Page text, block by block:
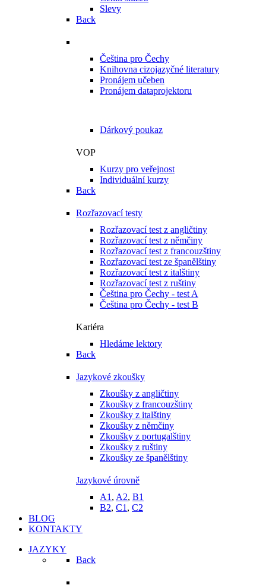
Slevy
Back
Čeština pro Čechy
Knihovna cizojazyčné literatury
Pronájem učeben
Pronájem dataprojektoru
Dárkový poukaz
VOP
Kurzy pro veřejnost
Individuální kurzy
Back
Rozřazovací testy
Rozřazovací test z angličtiny
Rozřazovací test z němčiny
Rozřazovací test z francouzštiny
Rozřazovací test ze španělštiny
Rozřazovací test z italštiny
Rozřazovací test z ruštiny
Čeština pro Čechy - test A
Čeština pro Čechy - test B
Kariéra
Hledáme lektory
Back
Jazykové zkoušky
Zkoušky z angličtiny
Zkoušky z francouzštiny
Zkoušky z italštiny
Zkoušky z němčiny
Zkoušky z portugalštiny
Zkoušky z ruštiny
Zkoušky ze španělštiny
Jazykové úrovně
A1 , A2, B1
B2, C1 , C2
BLOG
KONTAKTY
JAZYKY
Back